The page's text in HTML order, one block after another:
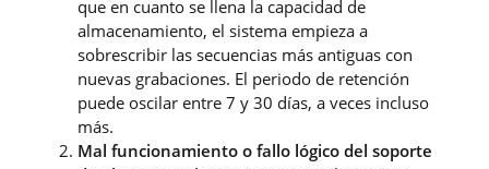
que en cuanto se llena la capacidad de
almacenamiento, el sistema empieza a
sobrescribir las secuencias más antiguas con
nuevas grabaciones. El periodo de retención
puede oscilar entre 7 y 30 días, a veces incluso
más.
Mal funcionamiento o fallo lógico del soporte